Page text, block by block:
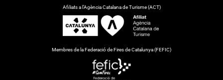
Afiliats a l’Agència Catalana de Turisme (ACT)
Membres de la Federació de Fires de Catalunya (FEFIC)